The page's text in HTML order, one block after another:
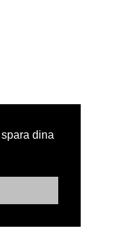
dina